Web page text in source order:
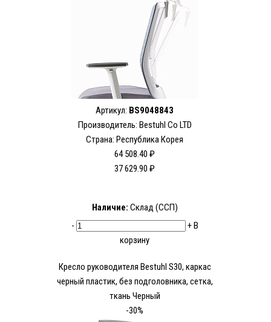
Артикул: BS9048843
Производитель: Bestuhl Co LTD
Страна: Республика Корея
64 508.40 ₽
37 629.90 ₽
Наличие: Склад (ССП)
-
+В
корзину
Кресло руководителя Bestuhl S30, каркас
черный пластик, без подголовника, сетка,
ткань Черный
-30%